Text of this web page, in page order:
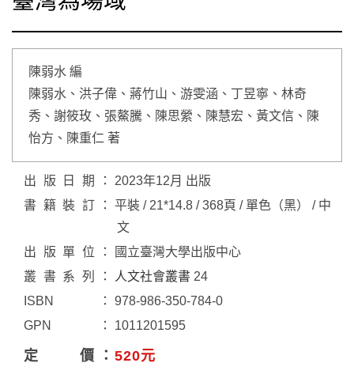
陳弱水 編
陳弱水、洪子偉、蔣竹山、游雯涵、丁昱寧、林奇
秀、謝筱玫、張鰲騰、陳思縈、陳慧宏、黃文信、陳
怡方、陳重仁 著
出版日期
2023年12月 出版
書籍裝訂
平裝 / 21*14.8 / 368頁 / 單色（黑） / 中
文
出版單位
國立臺灣大學出版中心
叢書系列
人文社會叢書 24
ISBN
978-986-350-784-0
GPN
1011201595
定價 520元